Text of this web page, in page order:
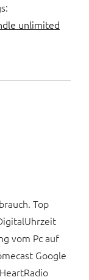
unlimited
Top
vom Pc auf
Google